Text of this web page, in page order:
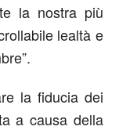
la nostra più
lealtà e
la fiducia dei
a causa della